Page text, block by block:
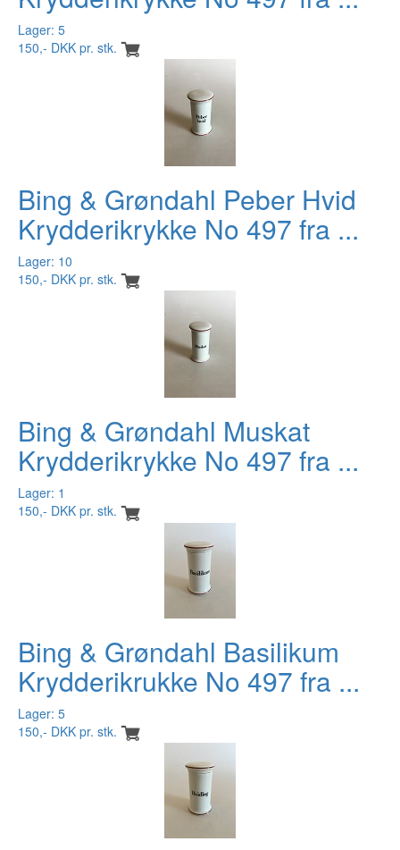
Lager: 5
150,- DKK pr. stk.
Bing & Grøndahl Peber Hvid
Krydderikrykke No 497 fra ...
Lager: 10
150,- DKK pr. stk.
Bing & Grøndahl Muskat
Krydderikrykke No 497 fra ...
Lager: 1
150,- DKK pr. stk.
Bing & Grøndahl Basilikum
Krydderikrukke No 497 fra ...
Lager: 5
150,- DKK pr. stk.